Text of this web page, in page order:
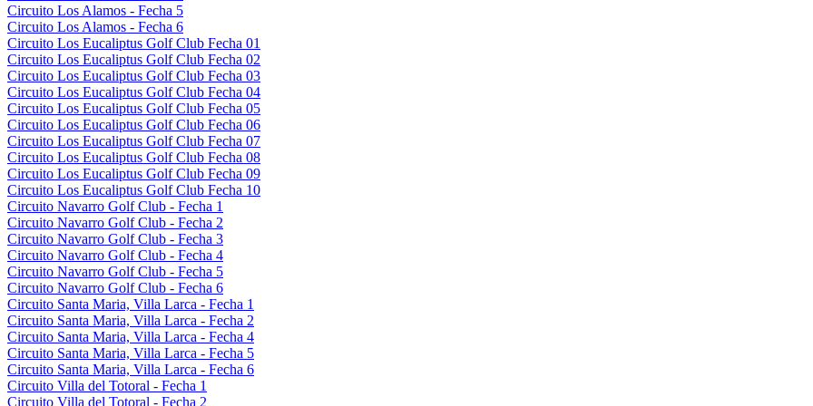
Circuito Los Alamos - Fecha 5
Circuito Los Alamos - Fecha 6
Circuito Los Eucaliptus Golf Club Fecha 01
Circuito Los Eucaliptus Golf Club Fecha 02
Circuito Los Eucaliptus Golf Club Fecha 03
Circuito Los Eucaliptus Golf Club Fecha 04
Circuito Los Eucaliptus Golf Club Fecha 05
Circuito Los Eucaliptus Golf Club Fecha 06
Circuito Los Eucaliptus Golf Club Fecha 07
Circuito Los Eucaliptus Golf Club Fecha 08
Circuito Los Eucaliptus Golf Club Fecha 09
Circuito Los Eucaliptus Golf Club Fecha 10
Circuito Navarro Golf Club - Fecha 1
Circuito Navarro Golf Club - Fecha 2
Circuito Navarro Golf Club - Fecha 3
Circuito Navarro Golf Club - Fecha 4
Circuito Navarro Golf Club - Fecha 5
Circuito Navarro Golf Club - Fecha 6
Circuito Santa Maria, Villa Larca - Fecha 1
Circuito Santa Maria, Villa Larca - Fecha 2
Circuito Santa Maria, Villa Larca - Fecha 4
Circuito Santa Maria, Villa Larca - Fecha 5
Circuito Santa Maria, Villa Larca - Fecha 6
Circuito Villa del Totoral - Fecha 1
Circuito Villa del Totoral - Fecha 2